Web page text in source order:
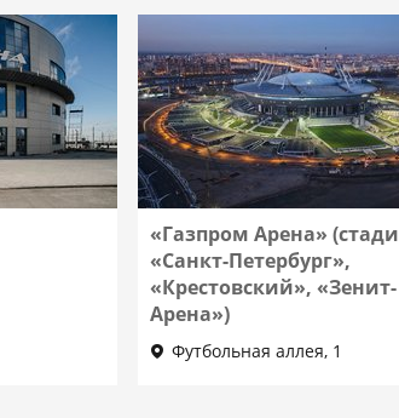
«Газпром Арена»
«Санкт-Петербург»,
«Крестовский», «Зенит-
Арена»)
Футбольная аллея, 1